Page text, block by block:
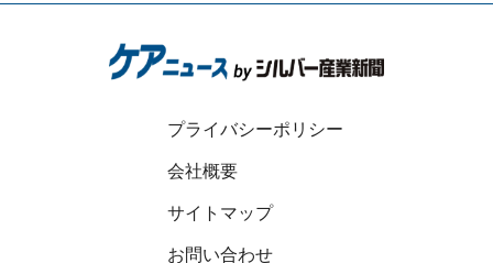
プライバシーポリシー
会社概要
サイトマップ
お問い合わせ